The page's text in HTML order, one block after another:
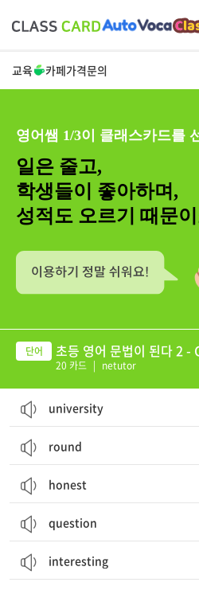
교육 카페가격문의
영어쌤 1/3이 클래스카드를
일은 줄고,
학생들이 좋아하며,
성적도 오르기 때문
초등 영어 문법이 된다 2 -
20 카드 | netutor
university
round
honest
question
interesting